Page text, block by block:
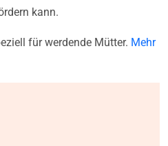
kann.
für werdende Mütter. Mehr